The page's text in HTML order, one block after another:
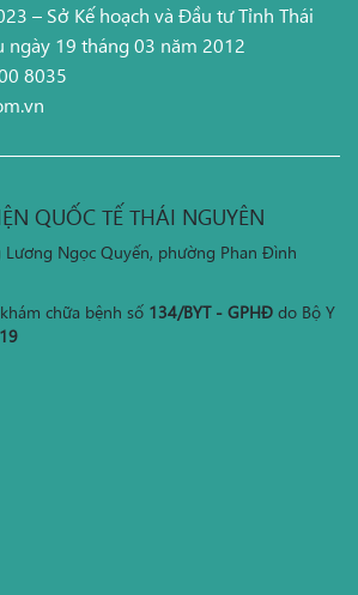
– Sở Kế hoạch và Đầu tư Tỉnh Thái
ngày 19 tháng 03 năm 2012
8035
QUỐC TẾ THÁI NGUYÊN
Ngọc Quyến, phường Phan Đình
chữa bệnh số 134/BYT - GPHĐ do Bộ Y